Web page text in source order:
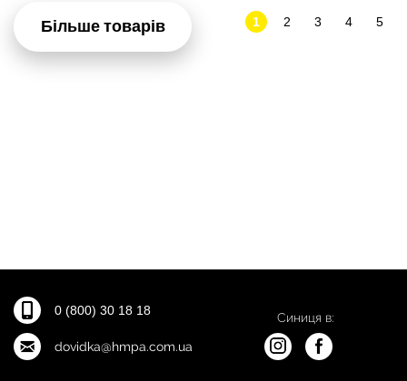
Більше товарів 1 2 3 4 5
0 (800) 30 18 18
dovidka@hmpa.com.ua
Синиця в: